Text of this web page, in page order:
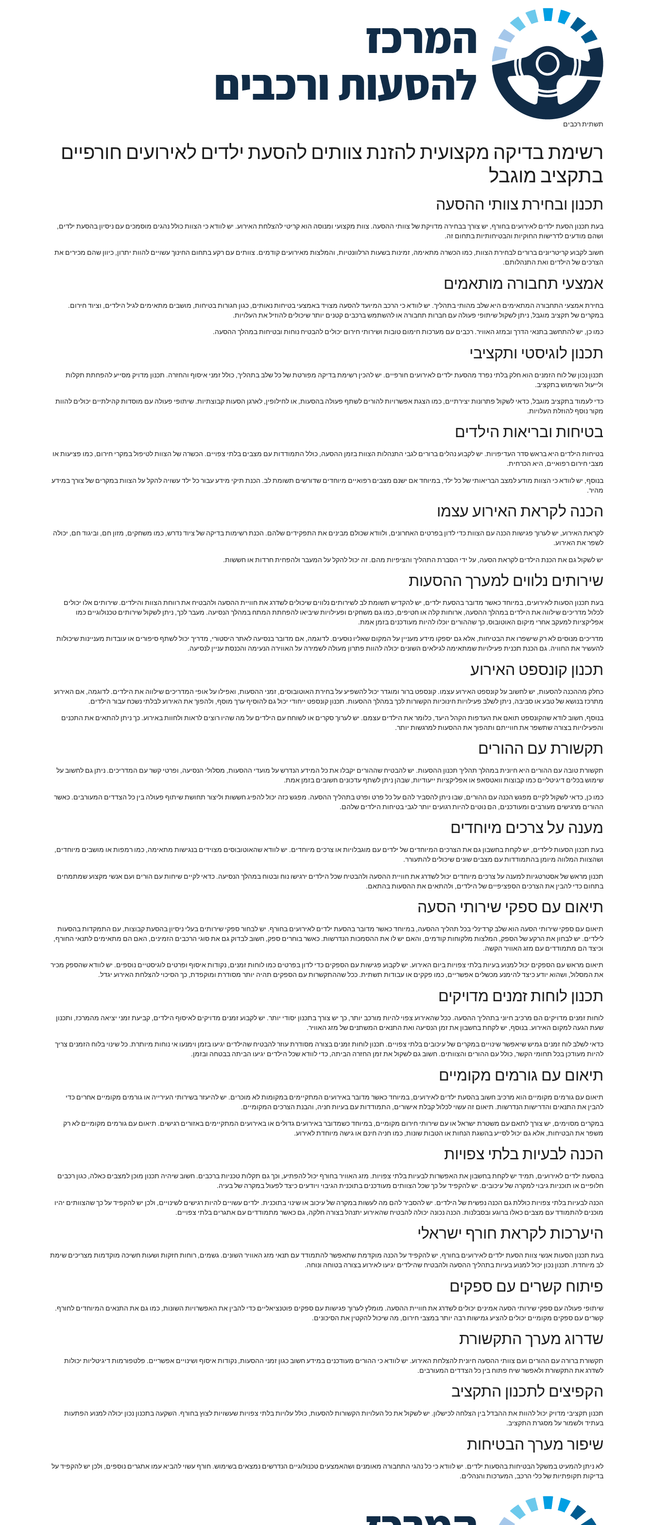
תשתית רכבים
רשימת בדיקה מקצועית להזנת צוותים להסעת ילדים לאירועים חורפיים
בתקציב מוגבל
תכנון ובחירת צוותי ההסעה
בעת תכנון הסעת ילדים לאירועים בחורף, יש צורך בבחירה מדויקת של צוותי ההסעה. צוות מקצועי ומנוסה הוא קריטי להצלחת האירוע. יש לוודא כי הצוות כולל נהגים מוסמכים עם ניסיון בהסעת ילדים,
ושהם מודעים לדרישות החוקיות והבטיחותיות בתחום זה.
חשוב לקבוע קריטריונים ברורים לבחירת הצוות, כמו הכשרה מתאימה, זמינות בשעות הרלוונטיות, והמלצות מאירועים קודמים. צוותים עם רקע בתחום החינוך עשויים להוות יתרון, כיוון שהם מכירים את
הצרכים של הילדים ואת התנהלותם.
אמצעי תחבורה מותאמים
בחירת אמצעי התחבורה המתאימים היא שלב מהותי בתהליך. יש לוודא כי הרכב המיועד להסעה מצויד באמצעי בטיחות נאותים, כגון חגורות בטיחות, מושבים מתאימים לגיל הילדים, וציוד חירום.
במקרים של תקציב מוגבל, ניתן לשקול שיתופי פעולה עם חברות תחבורה או להשתמש ברכבים קטנים יותר שיכולים להוזיל את העלויות.
כמו כן, יש להתחשב בתנאי הדרך ובמזג האוויר. רכבים עם מערכות חימום טובות ושירותי חירום יכולים להבטיח נוחות ובטיחות במהלך ההסעה.
תכנון לוגיסטי ותקציבי
תכנון נכון של לוח הזמנים הוא חלק בלתי נפרד מהסעת ילדים לאירועים חורפיים. יש להכין רשימת בדיקה מפורטת של כל שלב בתהליך, כולל זמני איסוף והחזרה. תכנון מדויק מסייע להפחתת תקלות
ולייעול השימוש בתקציב.
כדי לעמוד בתקציב מוגבל, כדאי לשקול פתרונות יצירתיים, כמו הצגת אפשרויות להורים לשתף פעולה בהסעות, או לחילופין, לארגן הסעות קבוצתיות. שיתופי פעולה עם מוסדות קהילתיים יכולים להוות
מקור נוסף להוזלת העלויות.
בטיחות ובריאות הילדים
בטיחות הילדים היא בראש סדר העדיפויות. יש לקבוע נהלים ברורים לגבי התנהלות הצוות בזמן ההסעה, כולל התמודדות עם מצבים בלתי צפויים. הכשרה של הצוות לטיפול במקרי חירום, כמו פציעות או
מצבי חירום רפואיים, היא הכרחית.
בנוסף, יש לוודא כי הצוות מודע למצב הבריאותי של כל ילד, במיוחד אם ישנם מצבים רפואיים מיוחדים שדורשים תשומת לב. הכנת תיקי מידע עבור כל ילד עשויה להקל על הצוות במקרים של צורך במידע
מהיר.
הכנה לקראת האירוע עצמו
לקראת האירוע, יש לערוך פגישות הכנה עם הצוות כדי לדון בפרטים האחרונים, ולוודא שכולם מבינים את התפקידים שלהם. הכנת רשימות בדיקה של ציוד נדרש, כמו משחקים, מזון חם, וביגוד חם, יכולה
לשפר את האירוע.
יש לשקול גם את הכנת הילדים לקראת הסעה, על ידי הסברת התהליך והציפיות מהם. זה יכול להקל על המעבר ולהפחית חרדות או חששות.
שירותים נלווים למערך ההסעות
בעת תכנון הסעות לאירועים, במיוחד כאשר מדובר בהסעת ילדים, יש להקדיש תשומת לב לשירותים נלווים שיכולים לשדרג את חוויית ההסעה ולהבטיח את רווחת הצוות והילדים. שירותים אלו יכולים
לכלול מדריכים שילווה את הילדים במהלך ההסעה, ארוחות קלה או חטיפים, כמו גם משחקים ופעילויות שיביאו להפחתת המתח במהלך הנסיעה. מעבר לכך, ניתן לשקול שירותים טכנולוגיים כמו
אפליקציות למעקב אחרי מיקום האוטובוס, כך שההורים יוכלו להיות מעודכנים בזמן אמת.
מדריכים מנוסים לא רק שישפרו את הבטיחות, אלא גם יספקו מידע מעניין על המקום שאליו נוסעים. לדוגמה, אם מדובר בנסיעה לאתר היסטורי, מדריך יכול לשתף סיפורים או עובדות מעניינות שיכולות
להעשיר את החוויה. גם הכנת תכנית פעילויות שמתאימה לגילאים השונים יכולה להוות פתרון מעולה לשמירה על האווירה הנעימה והכנסת עניין לנסיעה.
תכנון קונספט האירוע
כחלק מההכנה להסעות, יש לחשוב על קונספט האירוע עצמו. קונספט ברור ומוגדר יכול להשפיע על בחירת האוטובוסים, זמני ההסעות, ואפילו על אופי המדריכים שילווה את הילדים. לדוגמה, אם האירוע
מתרכז בנושא של טבע או סביבה, ניתן לשלב פעילויות חינוכיות הקשורות לכך במהלך ההסעות. תכנון קונספט ייחודי יכול גם להוסיף ערך מוסף, ולהפוך את האירוע לבלתי נשכח עבור הילדים.
בנוסף, חשוב לודא שהקונספט תואם את העדפות הקהל היעד, כלומר את הילדים עצמם. יש לערוך סקרים או לשוחח עם הילדים על מה שהיו רוצים לראות ולחוות באירוע. כך ניתן להתאים את התכנים
והפעילויות בצורה שתשפר את חווייתם ותהפוך את ההסעות למרגשות יותר.
תקשורת עם ההורים
תקשורת טובה עם ההורים היא חיונית במהלך תהליך תכנון ההסעות. יש להבטיח שההורים יקבלו את כל המידע הנדרש על מועדי ההסעות, מסלולי הנסיעה, ופרטי קשר עם המדריכים. ניתן גם לחשוב על
שימוש בכלים דיגיטליים כמו קבוצות וואטסאפ או אפליקציות ייעודיות, שבהן ניתן לשתף עדכונים חשובים בזמן אמת.
כמו כן, כדאי לשקול לקיים מפגש הכנה עם ההורים, שבו ניתן להסביר להם על כל פרט ופרט בתהליך ההסעה. מפגש כזה יכול להפיג חששות וליצור תחושת שיתוף פעולה בין כל הצדדים המעורבים. כאשר
ההורים מרגישים מעורבים ומעודכנים, הם נוטים להיות רגועים יותר לגבי בטיחות הילדים שלהם.
מענה על צרכים מיוחדים
בעת תכנון הסעות לילדים, יש לקחת בחשבון גם את הצרכים המיוחדים של ילדים עם מוגבלויות או צרכים מיוחדים. יש לוודא שהאוטובוסים מצוידים בנגישות מתאימה, כמו רמפות או מושבים מיוחדים,
ושהצוות המלווה מיומן בהתמודדות עם מצבים שונים שיכולים להתעורר.
תכנון מראש של אסטרטגיות למענה על צרכים מיוחדים יכול לשדרג את חוויית ההסעה ולהבטיח שכל הילדים ירגישו נוח ובטוח במהלך הנסיעה. כדאי לקיים שיחות עם הורים ועם אנשי מקצוע שמתמחים
בתחום כדי להבין את הצרכים הספציפיים של הילדים, ולהתאים את ההסעות בהתאם.
תיאום עם ספקי שירותי הסעה
תיאום עם ספקי שירותי הסעה הוא שלב קרדינלי בכל תהליך ההסעה, במיוחד כאשר מדובר בהסעת ילדים לאירועים בחורף. יש לבחור ספקי שירותים בעלי ניסיון בהסעת קבוצות, עם התמקדות בהסעות
לילדים. יש לבחון את הרקע של הספק, המלצות מלקוחות קודמים, והאם יש לו את ההסמכות הנדרשות. כאשר בוחרים ספק, חשוב לבדוק גם את סוגי הרכבים הזמינים, האם הם מתאימים לתנאי החורף,
וכיצד הם מתמודדים עם מזג האוויר הקשה.
תיאום מראש עם הספקים יכול למנוע בעיות בלתי צפויות ביום האירוע. יש לקבוע פגישות עם הספקים כדי לדון בפרטים כמו לוחות זמנים, נקודות איסוף ופרטים לוגיסטיים נוספים. יש לוודא שהספק מכיר
את המסלול, ושהוא יודע כיצד להימנע מכשלים אפשריים, כמו פקקים או עבודות תשתית. ככל שההתקשרות עם הספקים תהיה יותר מסודרת ומוקפדת, כך הסיכוי להצלחת האירוע יגדל.
תכנון לוחות זמנים מדויקים
לוחות זמנים מדויקים הם מרכיב חיוני בתהליך ההסעה. ככל שהאירוע צפוי להיות מורכב יותר, כך יש צורך בתכנון יסודי יותר. יש לקבוע זמנים מדויקים לאיסוף הילדים, קביעת זמני יציאה מהמרכז, ותכנון
שעת הגעה למקום האירוע. בנוסף, יש לקחת בחשבון את זמן הנסיעה ואת התנאים המשתנים של מזג האוויר.
כדאי לשלב לוח זמנים גמיש שיאפשר שינויים במקרים של עיכובים בלתי צפויים. תכנון לוחות זמנים בצורה מסודרת עוזר להבטיח שהילדים יגיעו בזמן וימנעו אי נוחות מיותרת. כל שינוי בלוח הזמנים צריך
להיות מעודכן בכל תחומי הקשר, כולל עם ההורים והצוותים. חשוב גם לשקול את זמן החזרה הביתה, כדי לוודא שכל הילדים יגיעו הביתה בבטחה ובזמן.
תיאום עם גורמים מקומיים
תיאום עם גורמים מקומיים הוא מרכיב חשוב בהסעת ילדים לאירועים, במיוחד כאשר מדובר באירועים המתקיימים במקומות לא מוכרים. יש להיעזר בשירותי העירייה או גורמים מקומיים אחרים כדי
להבין את התנאים והדרישות הנדרשות. תיאום זה עשוי לכלול קבלת אישורים, התמודדות עם בעיות חניה, והבנת הצרכים המקומיים.
במקרים מסוימים, יש צורך לתאם עם משטרת ישראל או עם שירותי חירום מקומיים, במיוחד כשמדובר באירועים גדולים או באירועים המתקיימים באזורים רגישים. תיאום עם גורמים מקומיים לא רק
משפר את הבטיחות, אלא גם יכול לסייע בהשגת הנחות או הטבות שונות, כמו חניה חינם או גישה מיוחדת לאירוע.
הכנה לבעיות בלתי צפויות
בהסעת ילדים לאירועים, תמיד יש לקחת בחשבון את האפשרות לבעיות בלתי צפויות. מזג האוויר בחורף יכול להפתיע, וכך גם תקלות טכניות ברכבים. חשוב שיהיה תכנון מוכן למצבים כאלה, כגון רכבים
חלופיים או תוכניות גיבוי למקרה של עיכובים. יש להקפיד על כך שכל הצוותים מעודכנים בתוכנית הגיבוי ויודעים כיצד לפעול במקרה של בעיה.
הכנה לבעיות בלתי צפויות כוללת גם הכנה נפשית של הילדים. יש להסביר להם מה לעשות במקרה של עיכוב או שינוי בתוכנית. ילדים עשויים להיות רגישים לשינויים, ולכן יש להקפיד על כך שהצוותים יהיו
מוכנים להתמודד עם מצבים כאלו ברוגע ובסבלנות. הכנה נכונה יכולה להבטיח שהאירוע יתנהל בצורה חלקה, גם כאשר מתמודדים עם אתגרים בלתי צפויים.
היערכות לקראת חורף ישראלי
בעת תכנון הסעות אנשי צוות הסעת ילדים לאירועים בחורף, יש להקפיד על הכנה מוקדמת שתאפשר להתמודד עם תנאי מזג האוויר השונים. גשמים, רוחות חזקות ושעות חשיכה מוקדמות מצריכים שימת
לב מיוחדת. תכנון נכון יכול למנוע בעיות בתהליך ההסעה ולהבטיח שהילדים יגיעו לאירוע בצורה בטוחה ונוחה.
פיתוח קשרים עם ספקים
שיתופי פעולה עם ספקי שירותי הסעה אמינים יכולים לשדרג את חוויית ההסעה. מומלץ לערוך פגישות עם ספקים פוטנציאליים כדי להבין את האפשרויות השונות, כמו גם את התנאים המיוחדים לחורף.
קשרים עם ספקים מקומיים יכולים להציע גמישות רבה יותר במצבי חירום, מה שיכול להקטין את הסיכונים.
שדרוג מערך התקשורת
תקשורת ברורה עם ההורים ועם צוותי ההסעה חיונית להצלחת האירוע. יש לוודא כי ההורים מעודכנים במידע חשוב כגון זמני ההסעות, נקודות איסוף ושינויים אפשריים. פלטפורמות דיגיטליות יכולות
לשדרג את התקשורת ולאפשר שיח פתוח בין כל הצדדים המעורבים.
הקפיצים לתכנון התקציב
תכנון תקציבי מדויק יכול להוות את ההבדל בין הצלחה לכישלון. יש לשקול את כל העלויות הקשורות להסעות, כולל עלויות בלתי צפויות שעשויות לצוץ בחורף. השקעה בתכנון נכון יכולה למנוע הפתעות
בעתיד ולשמור על מסגרת התקציב.
שיפור מערך הבטיחות
לא ניתן להמעיט במשקל הבטיחות בהסעות ילדים. יש לוודא כי כל נהגי התחבורה מאומנים ושהאמצעים טכנולוגיים הנדרשים נמצאים בשימוש. חורף עשוי להביא עמו אתגרים נוספים, ולכן יש להקפיד על
בדיקות תקופתיות של כלי הרכב, המערכות והנהלים.